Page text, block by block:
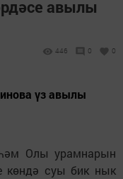
авылы
446 0 0
үз авылы
Олы урамнарын
көндә суы бик нык